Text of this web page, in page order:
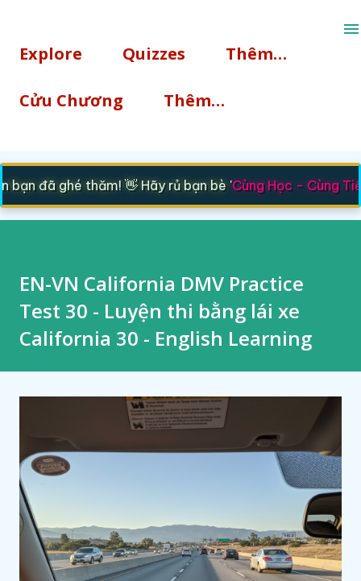
Explore Quizzes Thêm…
Cửu Chương Thêm…
bạn đã ghé thăm! 👋 Hãy rủ bạn bè 'Cùng Học - Cùng
EN-VN California DMV Practice
Test 30 - Luyện thi bằng lái xe
California 30 - English Learning